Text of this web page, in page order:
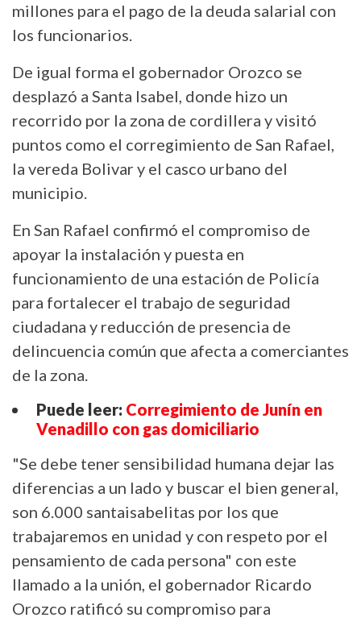
millones para el pago de la deuda salarial con
los funcionarios.
De igual forma el gobernador Orozco se
desplazó a Santa Isabel, donde hizo un
recorrido por la zona de cordillera y visitó
puntos como el corregimiento de San Rafael,
la vereda Bolivar y el casco urbano del
municipio.
En San Rafael confirmó el compromiso de
apoyar la instalación y puesta en
funcionamiento de una estación de Policía
para fortalecer el trabajo de seguridad
ciudadana y reducción de presencia de
delincuencia común que afecta a comerciantes
de la zona.
Puede leer: Corregimiento de Junín en
Venadillo con gas domiciliario
"Se debe tener sensibilidad humana dejar las
diferencias a un lado y buscar el bien general,
son 6.000 santaisabelitas por los que
trabajaremos en unidad y con respeto por el
pensamiento de cada persona" con este
llamado a la unión, el gobernador Ricardo
Orozco ratificó su compromiso para